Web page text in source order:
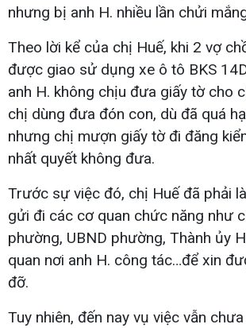
nhưng bị anh H. nhiều lần chửi
Theo lời kể của chị Huế, khi 2 vợ
được giao sử dụng xe ô tô BKS
anh H. không chịu đưa giấy tờ cho
chị dùng đưa đón con, dù đã quá
nhưng chị mượn giấy tờ đi đăng
nhất quyết không đưa.
Trước sự việc đó, chị Huế đã phải
gửi đi các cơ quan chức năng như
phường, UBND phường, Thành ủy
quan nơi anh H. công tác…để xin
đỡ.
Tuy nhiên, đến nay vụ việc vẫn